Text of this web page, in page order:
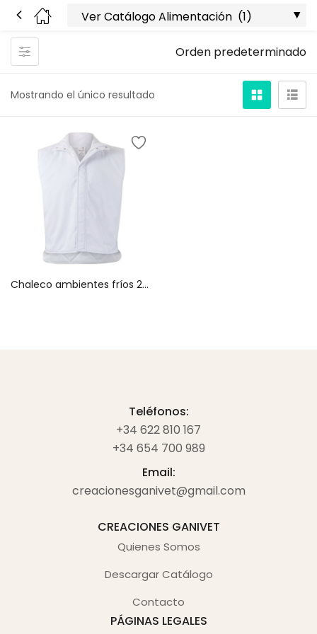
Mostrando el único resultado
Orden predeterminado
Chaleco ambientes fríos 255901
Teléfonos:
+34 622 810 167
+34 654 700 989
Email:
creacionesganivet@gmail.com
CREACIONES GANIVET
Quienes Somos
Descargar Catálogo
Contacto
PÁGINAS LEGALES